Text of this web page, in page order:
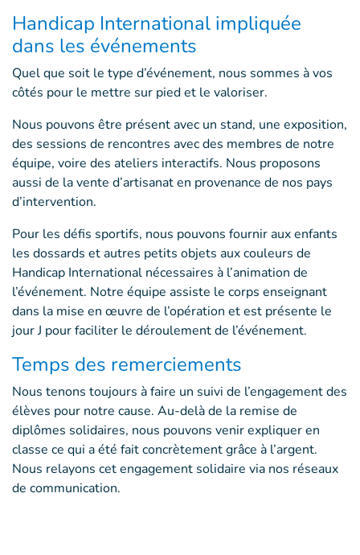
Handicap International impliquée
dans les événements
Quel que soit le type d’événement, nous sommes à vos
côtés pour le mettre sur pied et le valoriser.
Nous pouvons être présent avec un stand, une exposition,
des sessions de rencontres avec des membres de notre
équipe, voire des ateliers interactifs. Nous proposons
aussi de la vente d’artisanat en provenance de nos pays
d’intervention.
Pour les défis sportifs, nous pouvons fournir aux enfants
les dossards et autres petits objets aux couleurs de
Handicap International nécessaires à l’animation de
l’événement. Notre équipe assiste le corps enseignant
dans la mise en œuvre de l’opération et est présente le
jour J pour faciliter le déroulement de l’événement.
Temps des remerciements
Nous tenons toujours à faire un suivi de l’engagement des
élèves pour notre cause. Au-delà de la remise de
diplômes solidaires, nous pouvons venir expliquer en
classe ce qui a été fait concrètement grâce à l’argent.
Nous relayons cet engagement solidaire via nos réseaux
de communication.